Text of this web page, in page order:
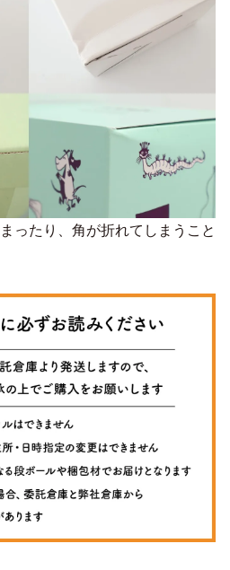
ったり、角が折れてしまうこと